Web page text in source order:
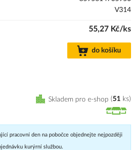
V314
55,27 Kč/ks
do košíku
Skladem pro e-shop 51 ks
pracovní den na pobočce objednejte nejpozději
kurýrní službou.